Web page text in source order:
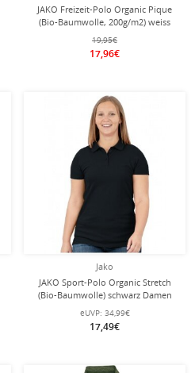
JAKO Freizeit-Polo Organic Pique
(Bio-Baumwolle, 200g/m2) weiss
Damen
19,95€
17,96€
Jako
JAKO Sport-Polo Organic Stretch
(Bio-Baumwolle) schwarz Damen
eUVP: 34,99€
17,49€